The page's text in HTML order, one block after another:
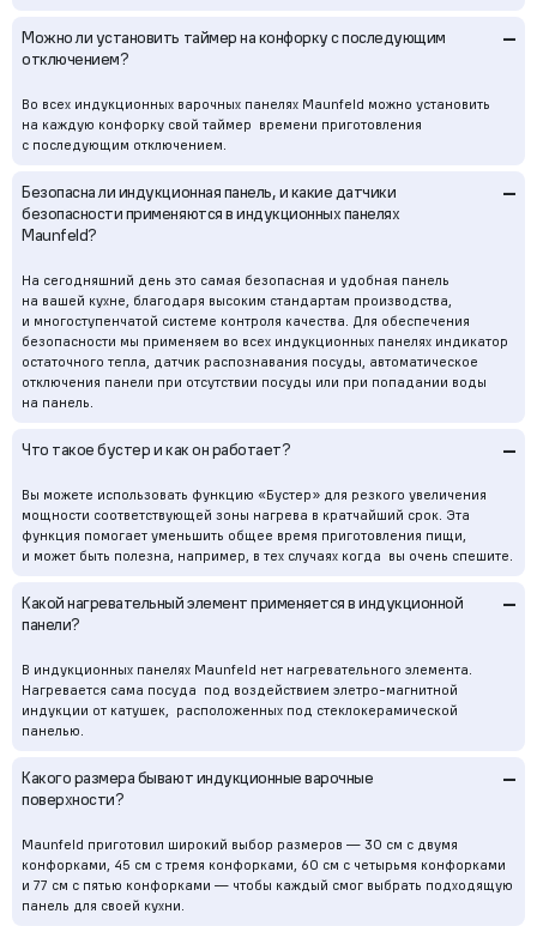
Можно ли установить таймер на конфорку с последующим
отключением?
–
Во всех индукционных варочных панелях Maunfeld можно установить
на каждую конфорку свой таймер времени приготовления
с последующим отключением.
Безопасна ли индукционная панель, и какие датчики
безопасности применяются в индукционных панелях
Maunfeld?
–
На сегодняшний день это самая безопасная и удобная панель
на вашей кухне, благодаря высоким стандартам производства,
и многоступенчатой системе контроля качества. Для обеспечения
безопасности мы применяем во всех индукционных панелях индикатор
остаточного тепла, датчик распознавания посуды, автоматическое
отключения панели при отсутствии посуды или при попадании воды
на панель.
Что такое бустер и как он работает? –
Вы можете использовать функцию «Бустер» для резкого увеличения
мощности соответствующей зоны нагрева в кратчайший срок. Эта
функция помогает уменьшить общее время приготовления пищи,
и может быть полезна, например, в тех случаях когда вы очень спешите.
Какой нагревательный элемент применяется в индукционной
панели?
–
В индукционных панелях Maunfeld нет нагревательного элемента.
Нагревается сама посуда под воздействием элетро-магнитной
индукции от катушек, расположенных под стеклокерамической
панелью.
Какого размера бывают индукционные варочные
поверхности?
–
Maunfeld приготовил широкий выбор размеров — 30 см с двумя
конфорками, 45 см с тремя конфорками, 60 см с четырьмя конфорками
и 77 см с пятью конфорками — чтобы каждый смог выбрать подходящую
панель для своей кухни.